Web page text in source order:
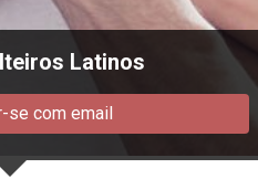
Latinos
se com email